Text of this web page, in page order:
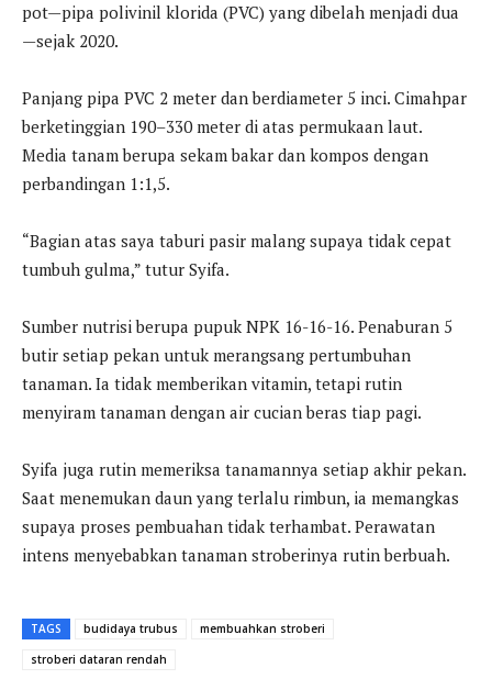
pot—pipa polivinil klorida (PVC) yang dibelah menjadi dua
—sejak 2020.
Panjang pipa PVC 2 meter dan berdiameter 5 inci. Cimahpar
berketinggian 190–330 meter di atas permukaan laut.
Media tanam berupa sekam bakar dan kompos dengan
perbandingan 1:1,5.
“Bagian atas saya taburi pasir malang supaya tidak cepat
tumbuh gulma,” tutur Syifa.
Sumber nutrisi berupa pupuk NPK 16-16-16. Penaburan 5
butir setiap pekan untuk merangsang pertumbuhan
tanaman. Ia tidak memberikan vitamin, tetapi rutin
menyiram tanaman dengan air cucian beras tiap pagi.
Syifa juga rutin memeriksa tanamannya setiap akhir pekan.
Saat menemukan daun yang terlalu rimbun, ia memangkas
supaya proses pembuahan tidak terhambat. Perawatan
intens menyebabkan tanaman stroberinya rutin berbuah.
TAGS budidaya trubus
membuahkan stroberi
stroberi dataran rendah